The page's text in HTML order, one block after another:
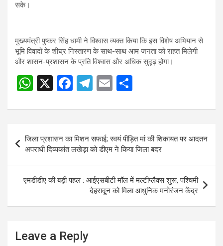
सके।
मुख्यमंत्री पुष्कर सिंह धामी ने विश्वास व्यक्त किया कि इस विशेष अभियान से
भूमि विवादों के शीघ्र निस्तारण के साथ-साथ आम जनता को राहत मिलेगी
और शासन-प्रशासन के प्रति विश्वास और अधिक सुदृढ़ होगा।
PostW
at
A
p
p
X
F
ce
b
o
o
k
T
e
gr
a
m
E
ail ar
navigation
जिला प्रशासन का मिशन सफाई; स्वयं पीड़ित मां की शिकायत पर आदतन
अपराधी दिव्यकांत लखेड़ा को डीएम ने किया जिला बदर
एमडीडीए की बड़ी पहल : आईएसबीटी मॉल में मल्टीप्लैक्स शुरू, पश्चिमी
देहरादून को मिला आधुनिक मनोरंजन केंद्र
Leave a Reply